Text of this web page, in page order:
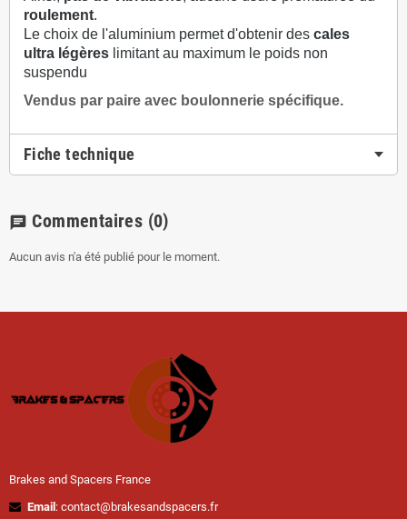
roulement.
Le choix de l'aluminium permet d'obtenir des cales
ultra légères limitant au maximum le poids non
suspendu
Vendus par paire avec boulonnerie spécifique.
Fiche technique
chat Commentaires (0)
Aucun avis n'a été publié pour le moment.
Brakes and Spacers France
Email : contact@brakesandspacers.fr